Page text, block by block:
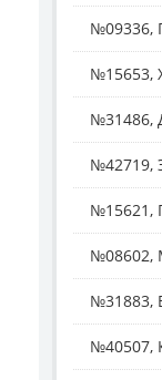
№09336,
№15653,
№31486,
№42719,
№15621,
№08602,
№31883,
№40507,